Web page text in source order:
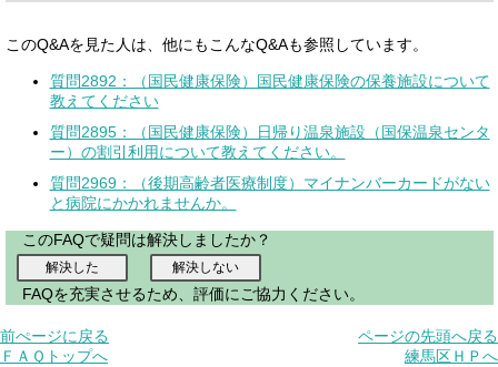
このQ&Aを見た人は、他にもこんなQ&Aも参照しています。
質問2892：（国民健康保険）国民健康保険の保養施設について
教えてください
質問2895：（国民健康保険）日帰り温泉施設（国保温泉センタ
ー）の割引利用について教えてください。
質問2969：（後期高齢者医療制度）マイナンバーカードがない
と病院にかかれませんか。
このFAQで疑問は解決しましたか？
FAQを充実させるため、評価にご協力ください。
前ぺージに戻る
ページの先頭へ戻る
ＦＡＱトップへ
練馬区ＨＰへ